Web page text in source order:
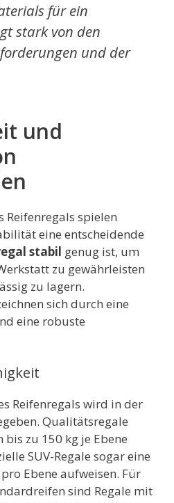
für ein
stark von den
und der
und
Reifenregals spielen
eine entscheidende
stabil genug ist, um
zu gewährleisten
zu lagern.
sich durch eine
eine robuste
Reifenregals wird in der
Qualitätsregale
bis zu 150 kg je Ebene
SUV-Regale sogar eine
Ebene aufweisen. Für
sind Regale mit